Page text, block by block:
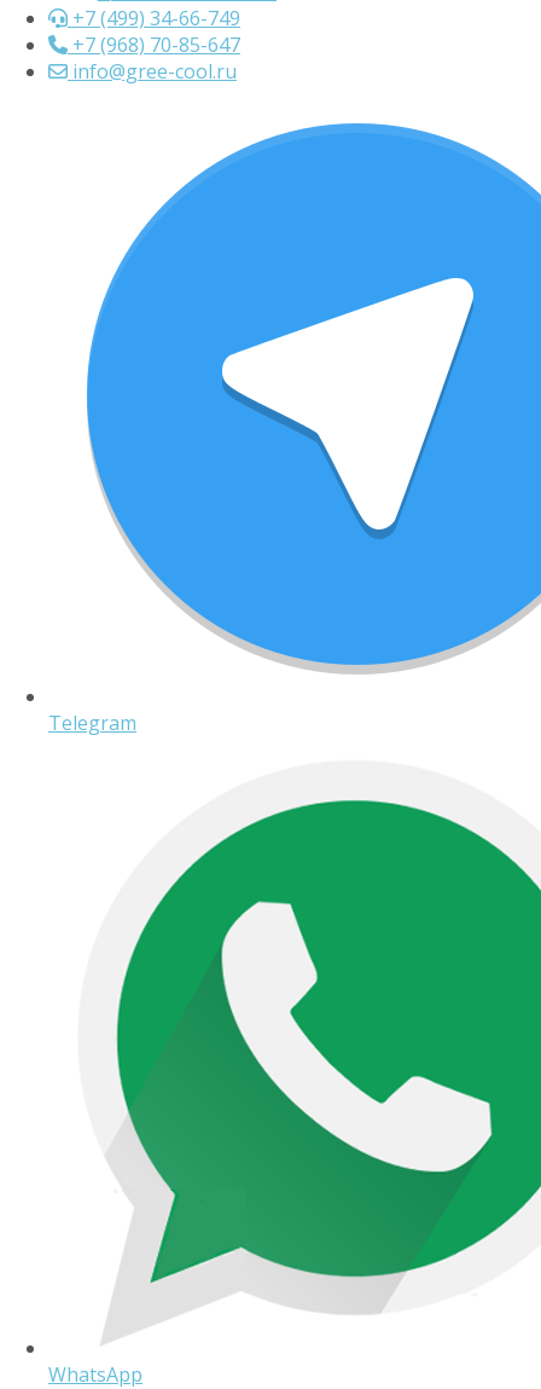
+7 (499) 34-66-749
+7 (968) 70-85-647
info@gree-cool.ru
Telegram
WhatsApp